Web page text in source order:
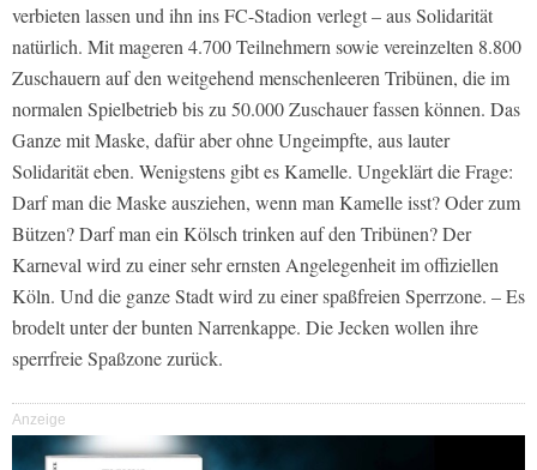
verbieten lassen und ihn ins FC-Stadion verlegt – aus Solidarität
natürlich. Mit mageren 4.700 Teilnehmern sowie vereinzelten 8.800
Zuschauern auf den weitgehend menschenleeren Tribünen, die im
normalen Spielbetrieb bis zu 50.000 Zuschauer fassen können. Das
Ganze mit Maske, dafür aber ohne Ungeimpfte, aus lauter
Solidarität eben. Wenigstens gibt es Kamelle. Ungeklärt die Frage:
Darf man die Maske ausziehen, wenn man Kamelle isst? Oder zum
Bützen? Darf man ein Kölsch trinken auf den Tribünen? Der
Karneval wird zu einer sehr ernsten Angelegenheit im offiziellen
Köln. Und die ganze Stadt wird zu einer spaßfreien Sperrzone. – Es
brodelt unter der bunten Narrenkappe. Die Jecken wollen ihre
sperrfreie Spaßzone zurück.
Anzeige